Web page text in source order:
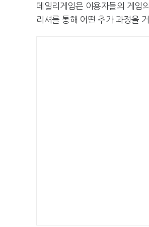
데일리게임은 이용자들의 게임
리셔를 통해 어떤 추가 과정을